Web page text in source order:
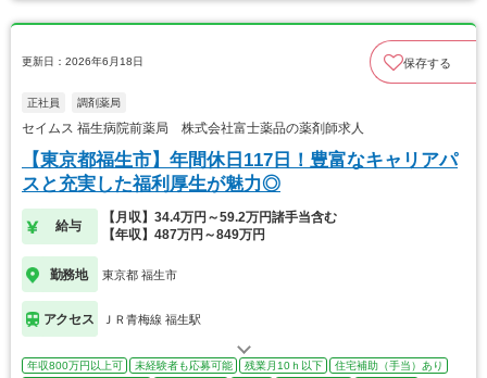
更新日：2026年6月18日 保存する
正社員 調剤薬局
セイムス 福生病院前薬局 株式会社富士薬品の薬剤師求人
【東京都福生市】年間休日117日！豊富なキャリアパ
スと充実した福利厚生が魅力◎
給与
【月収】34.4万円～59.2万円諸手当含む
【年収】487万円～849万円
勤務地 東京都 福生市
アクセス ＪＲ青梅線 福生駅
年収800万円以上可 未経験者も応募可能 残業月10ｈ以下
住宅補助（手当）あり